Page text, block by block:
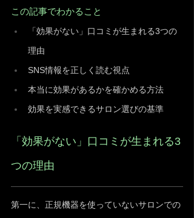
この記事でわかること
「効果がない」口コミが生まれる3つの
理由
SNS情報を正しく読む視点
本当に効果があるかを確かめる方法
効果を実感できるサロン選びの基準
「効果がない」口コミが生まれる3
つの理由
第一に、正規機器を使っていないサロンでの